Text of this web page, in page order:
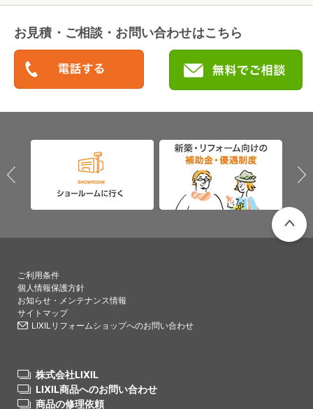
お見積・ご相談・お問い合わせはこちら
ご利用条件
個人情報保護方針
お知らせ・メンテナンス情報
サイトマップ
LIXILリフォームショップへのお問い合わせ
株式会社LIXIL
LIXIL商品へのお問い合わせ
商品の修理依頼